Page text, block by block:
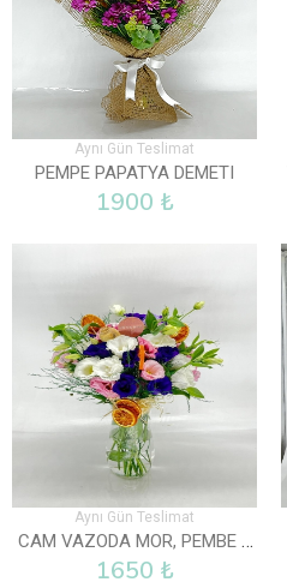
Aynı Gün Teslimat
PEMPE PAPATYA DEMETI
1900 ₺
Aynı Gün Teslimat
CAM VAZODA MOR, PEMBE VE BEYAZ LISYANTUS
1650 ₺